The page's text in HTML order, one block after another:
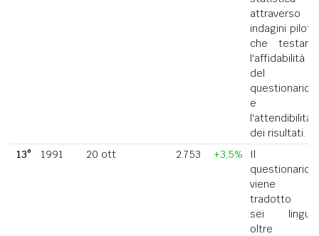
attraverso
indagini pilota
che testano
l'affidabilità
del
questionario
e
l'attendibilità
dei risultati.
13°
1991 20 ott 2.753 +3,5%
Il
questionario
viene
tradotto in
sei lingue
oltre